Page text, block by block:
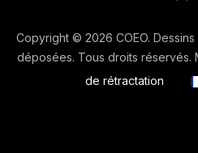
Copyright © 2026 COEO.
déposées. Tous droits réservés.
de rétractation